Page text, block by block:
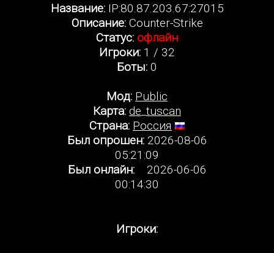
Название:IP:80.87.203.67:27015
Описание:Counter-Strike
Статус: офлайн
Игроки: 1 / 32
Боты: 0
Мод: Public
Карта: de_tuscan
Страна: Россия
Был опрошен:2026-08-06
05:21:09
Был онлайн:2026-06-06
00:14:30
Игроки: